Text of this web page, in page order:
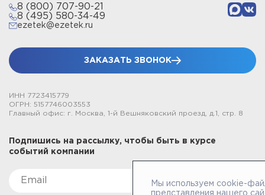
8 (800) 707-90-21
8 (495) 580-34-49
ezetek@ezetek.ru
ЗАКАЗАТЬ ЗВОНОК
ИНН 7723415779
ОГРН: 5157746003553
Главный офис: г. Москва, 1-й Вешняковский проезд, д.1, стр. 8
Подпишись на рассылку, чтобы быть в курсе
событий компании
Мы используем cookie-
представления нашего